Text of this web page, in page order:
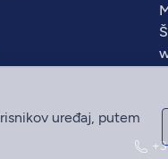
uređaj, putem